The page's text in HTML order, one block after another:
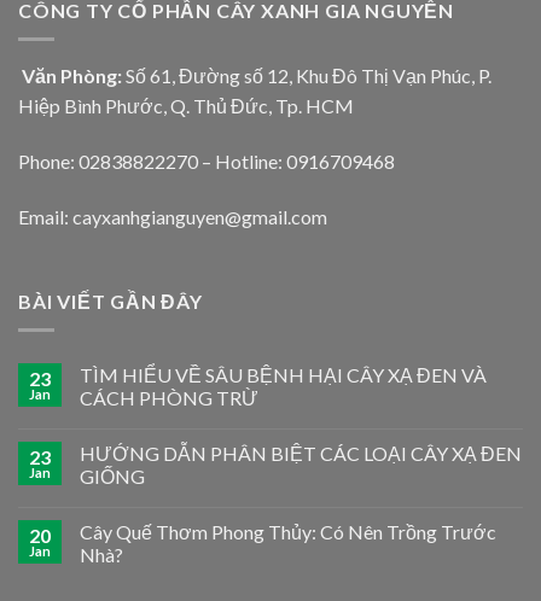
CÔNG TY CỔ PHẦN CÂY XANH GIA NGUYỄN
Văn Phòng: Số 61, Đường số 12, Khu Đô Thị Vạn Phúc, P.
Hiệp Bình Phước, Q. Thủ Đức, Tp. HCM
Phone: 02838822270 – Hotline: 0916709468
Email: cayxanhgianguyen@gmail.com
BÀI VIẾT GẦN ĐÂY
23
Jan
TÌM HIỂU VỀ SÂU BỆNH HẠI CÂY XẠ ĐEN VÀ
CÁCH PHÒNG TRỪ
23
Jan
HƯỚNG DẪN PHÂN BIỆT CÁC LOẠI CÂY XẠ ĐEN
GIỐNG
20
Jan
Cây Quế Thơm Phong Thủy: Có Nên Trồng Trước
Nhà?